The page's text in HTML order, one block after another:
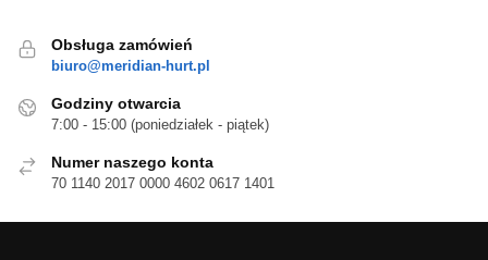
Obsługa zamówień
biuro@meridian-hurt.pl
Godziny otwarcia
7:00 - 15:00 (poniedziałek - piątek)
Numer naszego konta
70 1140 2017 0000 4602 0617 1401